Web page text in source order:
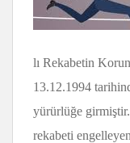
lı Rekabetin
13.12.1994
yürürlüğe
rekabeti